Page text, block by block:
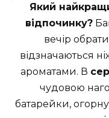
Який
відпочинку?
вечір
відзначаються
ароматами. В
чудовою
батарейки,